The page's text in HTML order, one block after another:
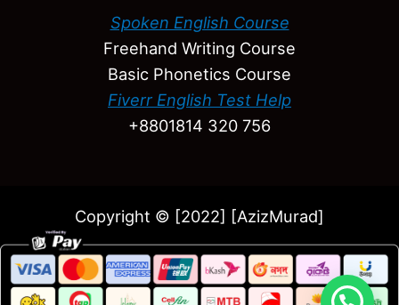
Spoken English Course
Freehand Writing Course
Basic Phonetics Course
Fiverr English Test Help
+8801814 320 756
Copyright © [2022] [AzizMurad]